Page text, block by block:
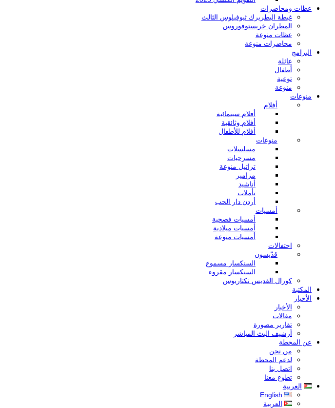
عظات ومحاضرات
غبطة البطريرك ثيوفيلوس الثالث
المطران خريستوفوروس
عظات منوعة
محاضرات منوعة
البرامج
عائلة
أطفال
توعية
منوعة
منوعات
أفلام
أفلام سينمائية
أفلام وثائقية
أفلام للأطفال
منوعات
مسلسلات
مسرحيات
تراتيل منوعة
مزامير
أناشيد
تأملات
أردن دار الحب
أمسيات
أمسيات فصحية
أمسيات ميلادية
أمسيات منوعة
احتفالات
قدّيسون
السنكسار مسموع
السنكسار مقروء
كورال القديس نكتاريوس
المكتبة
الأخبار
الأخبار
مقالات
تقارير مصورة
أرشيف البث المباشر
عن المحطة
من نحن
لدعم المحطة
اتصل بنا
تطوع معنا
العربية
English
العربية